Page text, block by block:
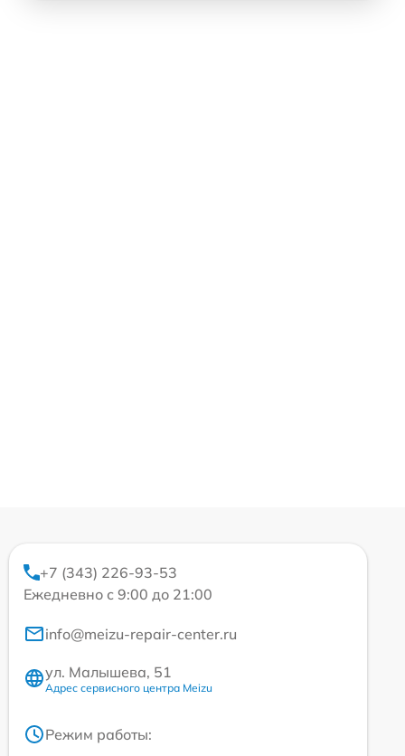
+7 (343) 226-93-53
Ежедневно с 9:00 до 21:00
info@meizu-repair-center.ru
ул. Малышева, 51
Адрес сервисного центра Meizu
Режим работы: